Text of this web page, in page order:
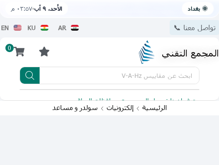
🌞 بغداد الأحد، ٩ آب ٠٣:٥٧ م
تواصل معنا 📞 AR
KU
EN
المجمع التقني 0
ابحث عن مقاييس V-A-Hz
يتوفر لدينا توصيل الى جميع محافظات العراق
الرئيسية إلكترونيات سولدر و مساعد